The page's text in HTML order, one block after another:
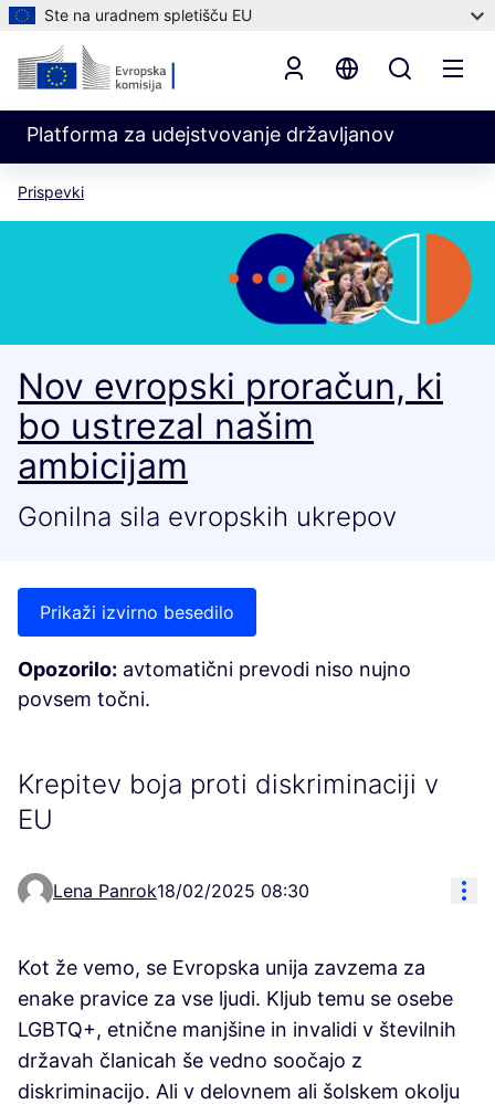
Ste na uradnem spletišču EU
Platforma za udejstvovanje državljanov
Prispevki
Nov evropski proračun, ki
bo ustrezal našim
ambicijam
Gonilna sila evropskih ukrepov
Prikaži izvirno besedilo
Opozorilo: avtomatični prevodi niso nujno
povsem točni.
Krepitev boja proti diskriminaciji v
EU
Lena Panrok18/02/2025 08:30
Kot že vemo, se Evropska unija zavzema za
enake pravice za vse ljudi. Kljub temu se osebe
LGBTQ+, etnične manjšine in invalidi v številnih
državah članicah še vedno soočajo z
diskriminacijo. Ali v delovnem ali šolskem okolju